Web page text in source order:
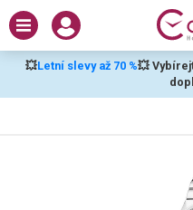
💥Letní slevy až 70 %💥